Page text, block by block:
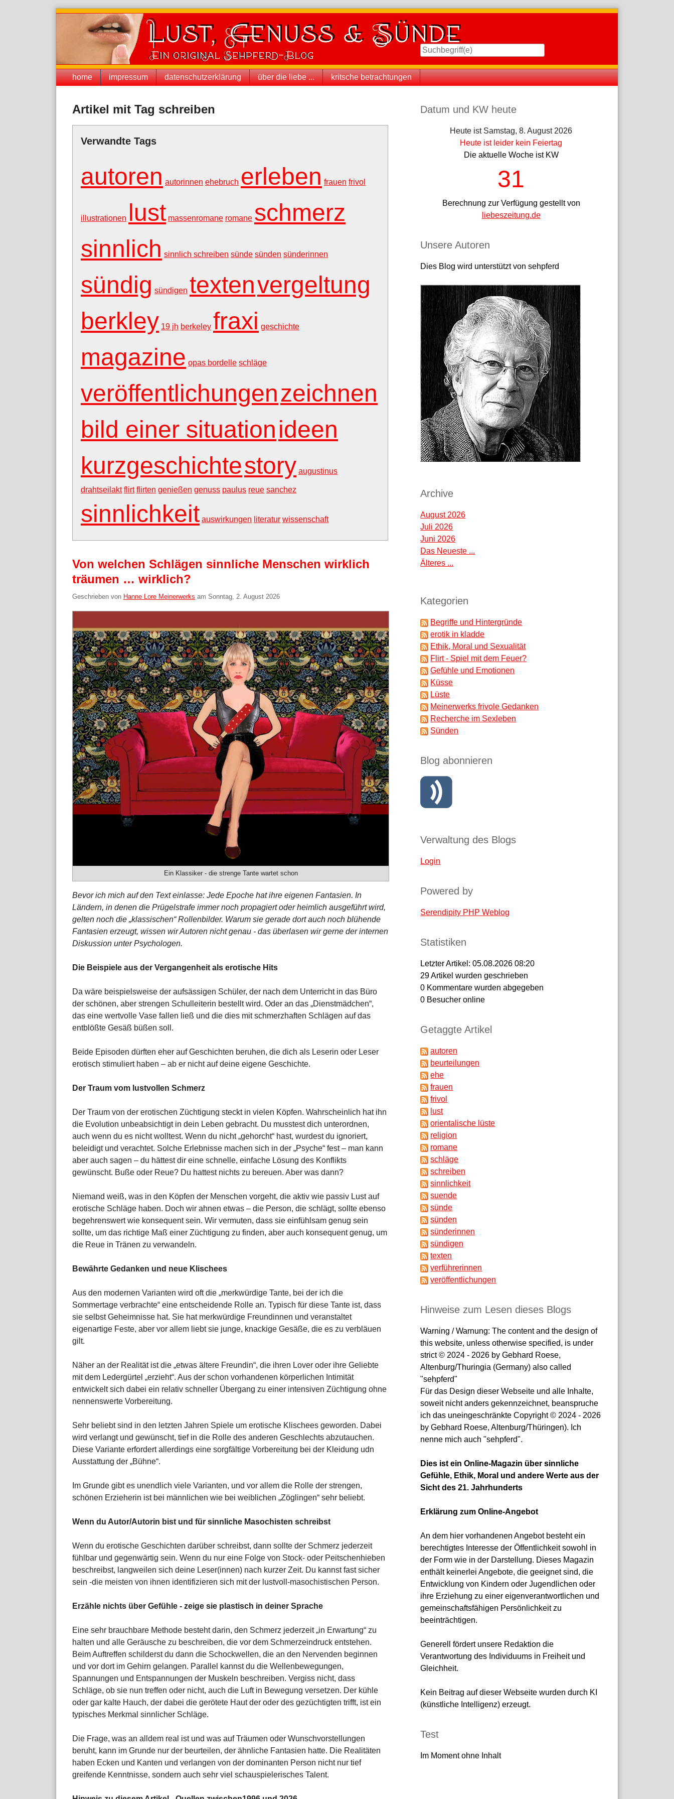
Navigation
home impressum datenschutzerklärung über die liebe ... kritsche betrachtungen
Artikel mit Tag schreiben
Verwandte Tags
autoren autorinnen ehebruch erleben frauen frivol
illustrationen lust massenromane romane schmerz
sinnlich sinnlich schreiben sünde sünden sünderinnen
sündig sündigen textenvergeltung
berkley 19 jh berkeley fraxi geschichte
magazine opas bordelle schläge
veröffentlichungenzeichnen
bild einer situationideen
kurzgeschichtestory augustinus
drahtseilakt flirt flirten genießen genuss paulus reue sanchez
sinnlichkeit auswirkungen literatur wissenschaft
Von welchen Schlägen sinnliche Menschen wirklich
träumen … wirklich?
Geschrieben von Hanne Lore Meinerwerks am Sonntag, 2. August 2026
Ein Klassiker - die strenge Tante wartet schon
Bevor ich mich auf den Text einlasse: Jede Epoche hat ihre eigenen Fantasien. In
Ländern, in denen die Prügelstrafe immer noch propagiert oder heimlich ausgeführt wird,
gelten noch die „klassischen“ Rollenbilder. Warum sie gerade dort auch noch blühende
Fantasien erzeugt, wissen wir Autoren nicht genau - das überlasen wir gerne der internen
Diskussion unter Psychologen.
Die Beispiele aus der Vergangenheit als erotische Hits
Da wäre beispielsweise der aufsässigen Schüler, der nach dem Unterricht in das Büro
der schönen, aber strengen Schulleiterin bestellt wird. Oder an das „Dienstmädchen“,
das eine wertvolle Vase fallen ließ und die dies mit schmerzhaften Schlägen auf das
entblößte Gesäß büßen soll.
Beide Episoden dürften eher auf Geschichten beruhen, die dich als Leserin oder Leser
erotisch stimuliert haben – ab er nicht auf deine eigene Geschichte.
Der Traum vom lustvollen Schmerz
Der Traum von der erotischen Züchtigung steckt in vielen Köpfen. Wahrscheinlich hat ihn
die Evolution unbeabsichtigt in dein Leben gebracht. Du musstest dich unterordnen,
auch wenn du es nicht wolltest. Wenn du nicht „gehorcht“ hast, wurdest du ignoriert,
beleidigt und verachtet. Solche Erlebnisse machen sich in der „Psyche“ fest – man kann
aber auch sagen – du hättest dir eine schnelle, einfache Lösung des Konflikts
gewünscht. Buße oder Reue? Du hattest nichts zu bereuen. Aber was dann?
Niemand weiß, was in den Köpfen der Menschen vorgeht, die aktiv wie passiv Lust auf
erotische Schläge haben. Doch wir ahnen etwas – die Person, die schlägt, sollte ebenso
begehrenswert wie konsequent sein. Wir vermuten, dass sie einfühlsam genug sein
sollte, um das richtige Maß einer Züchtigung zu finden, aber auch konsequent genug, um
die Reue in Tränen zu verwandeln.
Bewährte Gedanken und neue Klischees
Aus den modernen Varianten wird oft die „merkwürdige Tante, bei der ich die
Sommertage verbrachte“ eine entscheidende Rolle an. Typisch für diese Tante ist, dass
sie selbst Geheimnisse hat. Sie hat merkwürdige Freundinnen und veranstaltet
eigenartige Feste, aber vor allem liebt sie junge, knackige Gesäße, die es zu verbläuen
gilt.
Näher an der Realität ist die „etwas ältere Freundin“, die ihren Lover oder ihre Geliebte
mit dem Ledergürtel „erzieht“. Aus der schon vorhandenen körperlichen Intimität
entwickelt sich dabei ein relativ schneller Übergang zu einer intensiven Züchtigung ohne
nennenswerte Vorbereitung.
Sehr beliebt sind in den letzten Jahren Spiele um erotische Klischees geworden. Dabei
wird verlangt und gewünscht, tief in die Rolle des anderen Geschlechts abzutauchen.
Diese Variante erfordert allerdings eine sorgfältige Vorbereitung bei der Kleidung udn
Ausstattung der „Bühne“.
Im Grunde gibt es unendlich viele Varianten, und vor allem die Rolle der strengen,
schönen Erzieherin ist bei männlichen wie bei weiblichen „Zöglingen“ sehr beliebt.
Wenn du Autor/Autorin bist und für sinnliche Masochisten schreibst
Wenn du erotische Geschichten darüber schreibst, dann sollte der Schmerz jederzeit
fühlbar und gegenwärtig sein. Wenn du nur eine Folge von Stock- oder Peitschenhieben
beschreibst, langweilen sich deine Leser(innen) nach kurzer Zeit. Du kannst fast sicher
sein -die meisten von ihnen identifizieren sich mit der lustvoll-masochistischen Person.
Erzähle nichts über Gefühle - zeige sie plastisch in deiner Sprache
Eine sehr brauchbare Methode besteht darin, den Schmerz jederzeit „in Erwartung“ zu
halten und alle Geräusche zu beschreiben, die vor dem Schmerzeindruck entstehen.
Beim Auftreffen schilderst du dann die Schockwellen, die an den Nervenden beginnen
und vor dort im Gehirn gelangen. Parallel kannst du die Wellenbewegungen,
Spannungen und Entspannungen der Muskeln beschreiben. Vergiss nicht, dass
Schläge, ob sie nun treffen oder nicht, auch die Luft in Bewegung versetzen. Der kühle
oder gar kalte Hauch, der dabei die gerötete Haut der oder des gezüchtigten trifft, ist ein
typisches Merkmal sinnlicher Schläge.
Die Frage, was an alldem real ist und was auf Träumen oder Wunschvorstellungen
beruht, kann im Grunde nur der beurteilen, der ähnliche Fantasien hatte. Die Realitäten
haben Ecken und Kanten und verlangen von der dominanten Person nicht nur tief
greifende Kenntnisse, sondern auch sehr viel schauspielerisches Talent.
Seitenleiste
Datum und KW heute
Heute ist Samstag, 8. August 2026
Heute ist leider kein Feiertag
Die aktuelle Woche ist KW
31
Berechnung zur Verfügung gestellt von
liebeszeitung.de
Unsere Autoren
Dies Blog wird unterstützt von sehpferd
Archive
August 2026
Juli 2026
Juni 2026
Das Neueste ...
Älteres ...
Kategorien
Begriffe und Hintergründe
erotik in kladde
Ethik, Moral und Sexualität
Flirt - Spiel mit dem Feuer?
Gefühle und Emotionen
Küsse
Lüste
Meinerwerks frivole Gedanken
Recherche im Sexleben
Sünden
Blog abonnieren
Verwaltung des Blogs
Login
Powered by
Serendipity PHP Weblog
Statistiken
Letzter Artikel:05.08.2026 08:20
29Artikel wurden geschrieben
0 Kommentare wurden abgegeben
0 Besucher online
Getaggte Artikel
autoren
beurteilungen
ehe
frauen
frivol
lust
orientalische lüste
religion
romane
schläge
schreiben
sinnlichkeit
suende
sünde
sünden
sünderinnen
sündigen
texten
verführerinnen
veröffentlichungen
Hinweise zum Lesen dieses Blogs
Warning / Warnung: The content and the design of
this website, unless otherwise specified, is under
strict © 2024 - 2026 by Gebhard Roese,
Altenburg/Thuringia (Germany) also called
"sehpferd"
Für das Design dieser Webseite und alle Inhalte,
soweit nicht anders gekennzeichnet, beanspruche
ich das uneingeschränkte Copyright © 2024 - 2026
by Gebhard Roese, Altenburg/Thüringen). Ich
nenne mich auch "sehpferd".
Dies ist ein Online-Magazin über sinnliche
Gefühle, Ethik, Moral und andere Werte aus der
Sicht des 21. Jahrhunderts
Erklärung zum Online-Angebot
An dem hier vorhandenen Angebot besteht ein
berechtigtes Interesse der Öffentlichkeit sowohl in
der Form wie in der Darstellung. Dieses Magazin
enthält keinerlei Angebote, die geeignet sind, die
Entwicklung von Kindern oder Jugendlichen oder
ihre Erziehung zu einer eigenverantwortlichen und
gemeinschaftsfähigen Persönlichkeit zu
beeinträchtigen.
Generell fördert unsere Redaktion die
Verantwortung des Individuums in Freiheit und
Gleichheit.
Kein Beitrag auf dieser Webseite wurden durch KI
(künstliche Intelligenz) erzeugt.
Test
Im Moment ohne Inhalt